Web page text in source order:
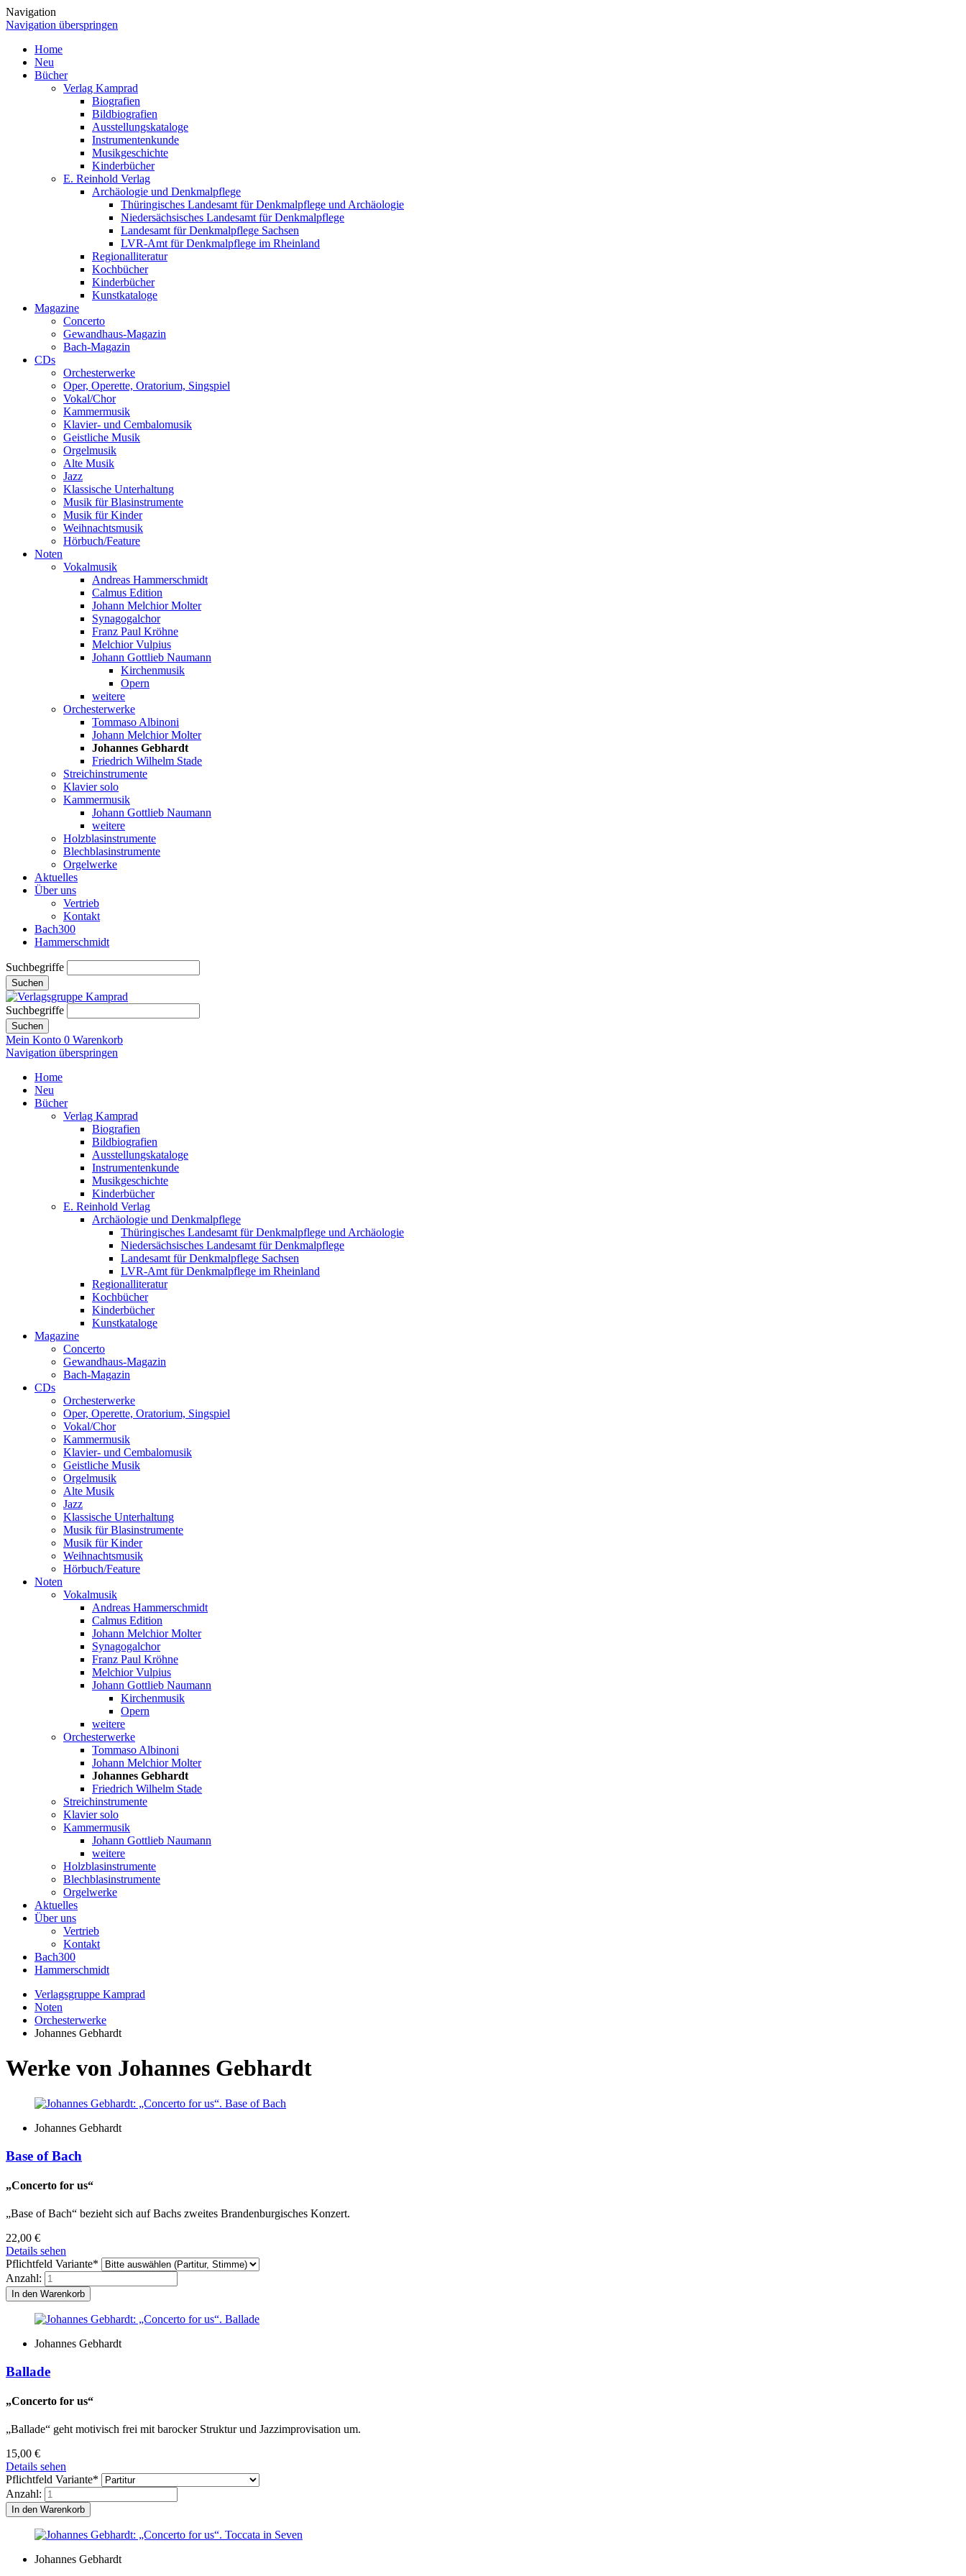
Navigation
Navigation überspringen
Home
Neu
Bücher
Verlag Kamprad
Biografien
Bildbiografien
Ausstellungskataloge
Instrumentenkunde
Musikgeschichte
Kinderbücher
E. Reinhold Verlag
Archäologie und Denkmalpflege
Thüringisches Landesamt für Denkmalpflege und Archäologie
Niedersächsisches Landesamt für Denkmalpflege
Landesamt für Denkmalpflege Sachsen
LVR-Amt für Denkmalpflege im Rheinland
Regionalliteratur
Kochbücher
Kinderbücher
Kunstkataloge
Magazine
Concerto
Gewandhaus-Magazin
Bach-Magazin
CDs
Orchesterwerke
Oper, Operette, Oratorium, Singspiel
Vokal/Chor
Kammermusik
Klavier- und Cembalomusik
Geistliche Musik
Orgelmusik
Alte Musik
Jazz
Klassische Unterhaltung
Musik für Blasinstrumente
Musik für Kinder
Weihnachtsmusik
Hörbuch/Feature
Noten
Vokalmusik
Andreas Hammerschmidt
Calmus Edition
Johann Melchior Molter
Synagogalchor
Franz Paul Kröhne
Melchior Vulpius
Johann Gottlieb Naumann
Kirchenmusik
Opern
weitere
Orchesterwerke
Tommaso Albinoni
Johann Melchior Molter
Johannes Gebhardt
Friedrich Wilhelm Stade
Streichinstrumente
Klavier solo
Kammermusik
Johann Gottlieb Naumann
weitere
Holzblasinstrumente
Blechblasinstrumente
Orgelwerke
Aktuelles
Über uns
Vertrieb
Kontakt
Bach300
Hammerschmidt
Suchbegriffe
Suchen
Suchbegriffe
Suchen
Mein Konto 0 Warenkorb
Navigation überspringen
Home
Neu
Bücher
Verlag Kamprad
Biografien
Bildbiografien
Ausstellungskataloge
Instrumentenkunde
Musikgeschichte
Kinderbücher
E. Reinhold Verlag
Archäologie und Denkmalpflege
Thüringisches Landesamt für Denkmalpflege und Archäologie
Niedersächsisches Landesamt für Denkmalpflege
Landesamt für Denkmalpflege Sachsen
LVR-Amt für Denkmalpflege im Rheinland
Regionalliteratur
Kochbücher
Kinderbücher
Kunstkataloge
Magazine
Concerto
Gewandhaus-Magazin
Bach-Magazin
CDs
Orchesterwerke
Oper, Operette, Oratorium, Singspiel
Vokal/Chor
Kammermusik
Klavier- und Cembalomusik
Geistliche Musik
Orgelmusik
Alte Musik
Jazz
Klassische Unterhaltung
Musik für Blasinstrumente
Musik für Kinder
Weihnachtsmusik
Hörbuch/Feature
Noten
Vokalmusik
Andreas Hammerschmidt
Calmus Edition
Johann Melchior Molter
Synagogalchor
Franz Paul Kröhne
Melchior Vulpius
Johann Gottlieb Naumann
Kirchenmusik
Opern
weitere
Orchesterwerke
Tommaso Albinoni
Johann Melchior Molter
Johannes Gebhardt
Friedrich Wilhelm Stade
Streichinstrumente
Klavier solo
Kammermusik
Johann Gottlieb Naumann
weitere
Holzblasinstrumente
Blechblasinstrumente
Orgelwerke
Aktuelles
Über uns
Vertrieb
Kontakt
Bach300
Hammerschmidt
Verlagsgruppe Kamprad
Noten
Orchesterwerke
Johannes Gebhardt
Werke von Johannes Gebhardt
Johannes Gebhardt
Base of Bach
„Concerto for us“
„Base of Bach“ bezieht sich auf Bachs zweites Brandenburgisches Konzert.
22,00 €
Details sehen
Pflichtfeld Variante*
Anzahl:
Johannes Gebhardt
Ballade
„Concerto for us“
„Ballade“ geht motivisch frei mit barocker Struktur und Jazzimprovisation um.
15,00 €
Details sehen
Pflichtfeld Variante*
Anzahl:
Johannes Gebhardt